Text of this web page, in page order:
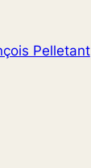
Pelletant